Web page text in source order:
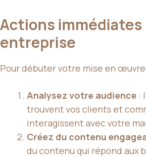
Actions
entreprise
Pour débuter votre mise en œuvre
Analysez votre audience :
trouvent vos clients et
interagissent avec votre
Créez du contenu
du contenu qui répond aux